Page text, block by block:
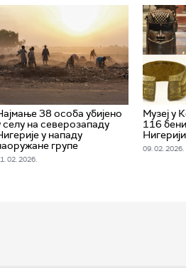
38 особа убијено
селу на северозападу
у нападу
групе
02. 2026.
Музеј у
116
Нигерији
09. 02. 2026.